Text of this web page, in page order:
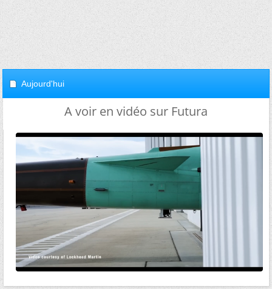
Aujourd'hui
A voir en vidéo sur Futura